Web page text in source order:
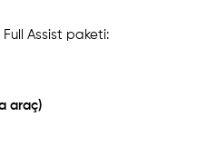
Full Assist paketi:
araç)